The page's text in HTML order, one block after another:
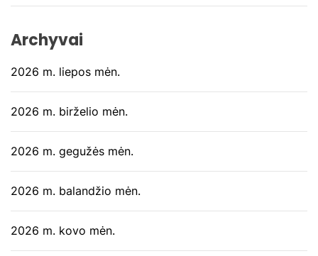
Archyvai
2026 m. liepos mėn.
2026 m. birželio mėn.
2026 m. gegužės mėn.
2026 m. balandžio mėn.
2026 m. kovo mėn.